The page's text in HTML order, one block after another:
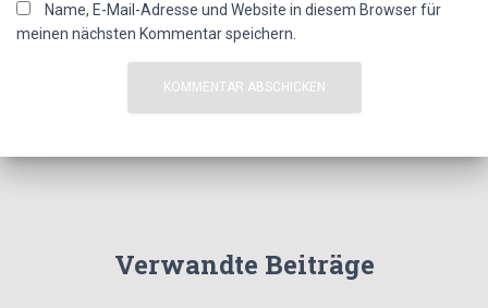
Name, E-Mail-Adresse und Website in diesem Browser für
meinen nächsten Kommentar speichern.
Verwandte Beiträge